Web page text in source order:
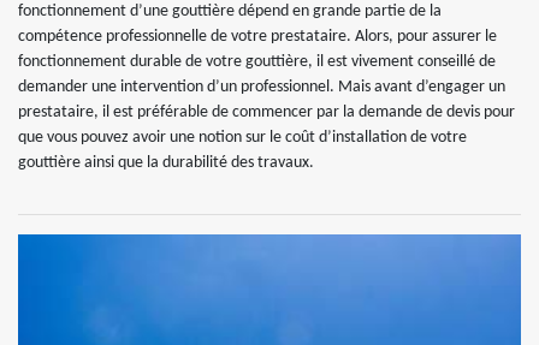
fonctionnement d’une gouttière dépend en grande partie de la
compétence professionnelle de votre prestataire. Alors, pour assurer le
fonctionnement durable de votre gouttière, il est vivement conseillé de
demander une intervention d’un professionnel. Mais avant d’engager un
prestataire, il est préférable de commencer par la demande de devis pour
que vous pouvez avoir une notion sur le coût d’installation de votre
gouttière ainsi que la durabilité des travaux.